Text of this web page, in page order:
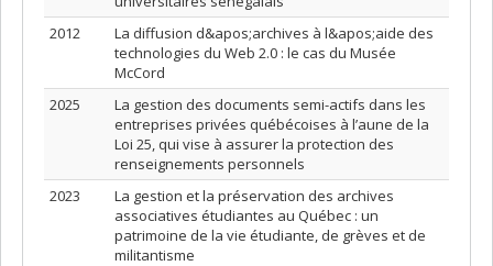
2012
La diffusion d&apos;archives à l&apos;aide des
technologies du Web 2.0 : le cas du Musée
McCord
2025
La gestion des documents semi-actifs dans les
entreprises privées québécoises à l’aune de la
Loi 25, qui vise à assurer la protection des
renseignements personnels
2023
La gestion et la préservation des archives
associatives étudiantes au Québec : un
patrimoine de la vie étudiante, de grèves et de
militantisme